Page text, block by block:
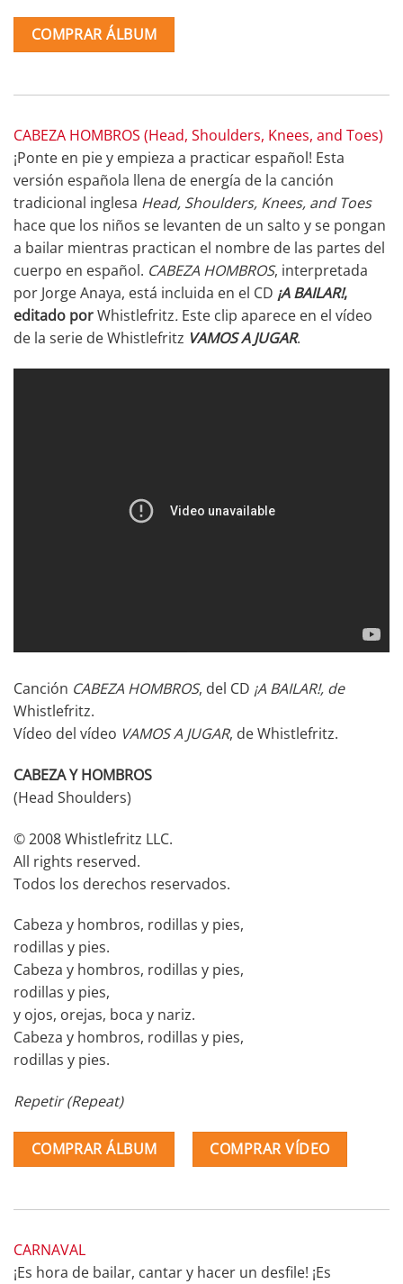
COMPRAR ÁLBUM
CABEZA HOMBROS (Head, Shoulders, Knees, and Toes)
¡Ponte en pie y empieza a practicar español! Esta
versión española llena de energía de la canción
tradicional inglesa Head, Shoulders, Knees, and Toes
hace que los niños se levanten de un salto y se pongan
a bailar mientras practican el nombre de las partes del
cuerpo en español. CABEZA HOMBROS, interpretada
por Jorge Anaya, está incluida en el CD ¡A BAILAR!,
editado porWhistlefritz. Este clip aparece en el vídeo
de la serie de Whistlefritz VAMOS A JUGAR.
Canción CABEZA HOMBROS, del CD ¡A BAILAR!, de
Whistlefritz.
Vídeo del vídeo VAMOS A JUGAR, de Whistlefritz.
CABEZA Y HOMBROS
(Head Shoulders)
© 2008 Whistlefritz LLC.
All rights reserved.
Todos los derechos reservados.
Cabeza y hombros, rodillas y pies,
rodillas y pies.
Cabeza y hombros, rodillas y pies,
rodillas y pies,
y ojos, orejas, boca y nariz.
Cabeza y hombros, rodillas y pies,
rodillas y pies.
Repetir (Repeat)
COMPRAR ÁLBUM COMPRAR VÍDEO
CARNAVAL
¡Es hora de bailar, cantar y hacer un desfile! ¡Es